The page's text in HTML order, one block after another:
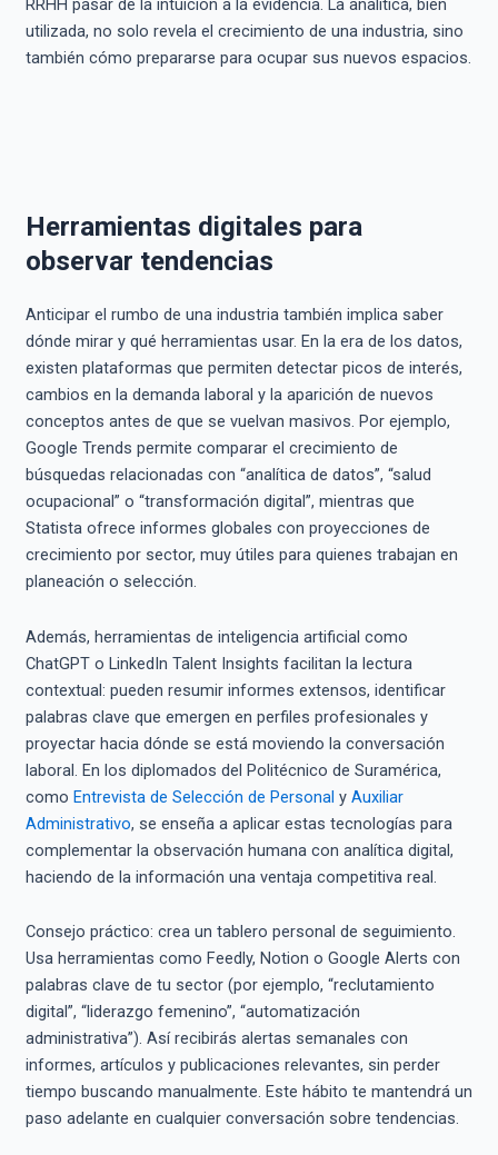
utilizada, no solo revela el crecimiento de una industria, sino
también cómo prepararse para ocupar sus nuevos espacios.
Herramientas digitales para
observar tendencias
Anticipar el rumbo de una industria también implica saber
dónde mirar y qué herramientas usar. En la era de los datos,
existen plataformas que permiten detectar picos de interés,
cambios en la demanda laboral y la aparición de nuevos
conceptos antes de que se vuelvan masivos. Por ejemplo,
Google Trends permite comparar el crecimiento de
búsquedas relacionadas con “analítica de datos”, “salud
ocupacional” o “transformación digital”, mientras que
Statista ofrece informes globales con proyecciones de
crecimiento por sector, muy útiles para quienes trabajan en
planeación o selección.
Además, herramientas de inteligencia artificial como
ChatGPT o LinkedIn Talent Insights facilitan la lectura
contextual: pueden resumir informes extensos, identificar
palabras clave que emergen en perfiles profesionales y
proyectar hacia dónde se está moviendo la conversación
laboral. En los diplomados del Politécnico de Suramérica,
como Entrevista de Selección de Personal y Auxiliar
Administrativo, se enseña a aplicar estas tecnologías para
complementar la observación humana con analítica digital,
haciendo de la información una ventaja competitiva real.
Consejo práctico: crea un tablero personal de seguimiento.
Usa herramientas como Feedly, Notion o Google Alerts con
palabras clave de tu sector (por ejemplo, “reclutamiento
digital”, “liderazgo femenino”, “automatización
administrativa”). Así recibirás alertas semanales con
informes, artículos y publicaciones relevantes, sin perder
tiempo buscando manualmente. Este hábito te mantendrá un
paso adelante en cualquier conversación sobre tendencias.